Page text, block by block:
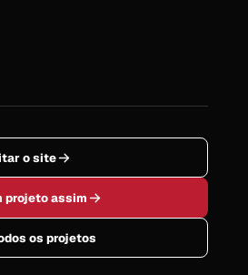
os projetos
o site
projeto assim